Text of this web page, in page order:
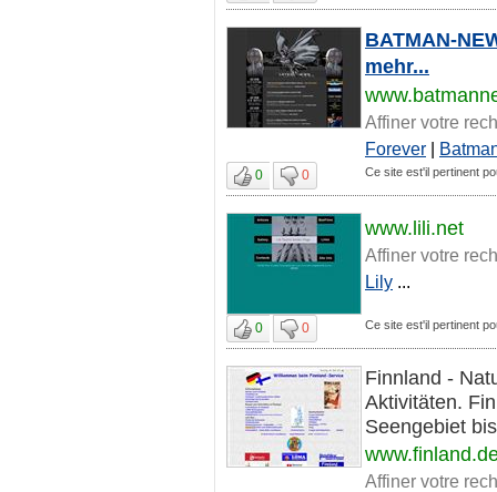
BATMAN-
mehr...
Affiner votre
Forever |
0 0 Ce site est'il pertinent
www.lili.net
Affiner votre
Lily ...
0 0 Ce site est'il pertinent
Finnland -
Aktivitäten.
Seengebiet
Affiner votre